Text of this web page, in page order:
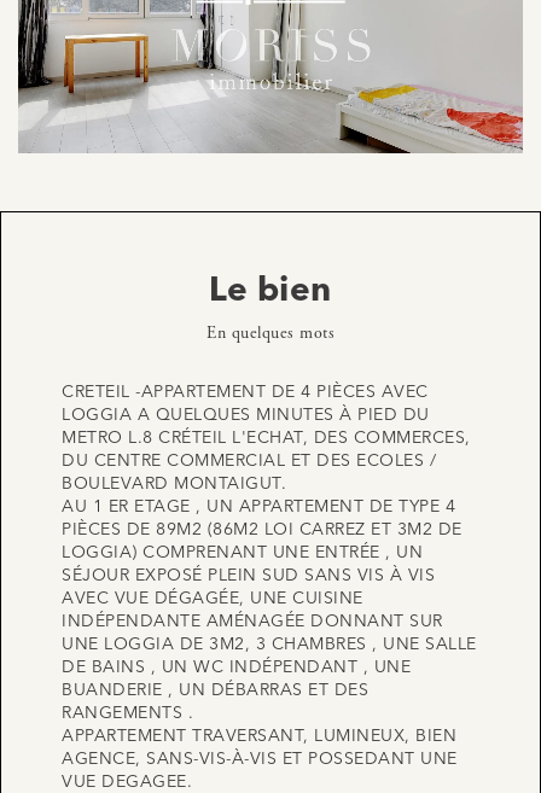
Le bien
En quelques mots
CRETEIL -APPARTEMENT DE 4 PIÈCES AVEC
LOGGIA A QUELQUES MINUTES À PIED DU
METRO L.8 CRÉTEIL L'ECHAT, DES COMMERCES,
DU CENTRE COMMERCIAL ET DES ECOLES /
BOULEVARD MONTAIGUT.
AU 1 ER ETAGE , UN APPARTEMENT DE TYPE 4
PIÈCES DE 89M2 (86M2 LOI CARREZ ET 3M2 DE
LOGGIA) COMPRENANT UNE ENTRÉE , UN
SÉJOUR EXPOSÉ PLEIN SUD SANS VIS À VIS
AVEC VUE DÉGAGÉE, UNE CUISINE
INDÉPENDANTE AMÉNAGÉE DONNANT SUR
UNE LOGGIA DE 3M2, 3 CHAMBRES , UNE SALLE
DE BAINS , UN WC INDÉPENDANT , UNE
BUANDERIE , UN DÉBARRAS ET DES
RANGEMENTS .
APPARTEMENT TRAVERSANT, LUMINEUX, BIEN
AGENCE, SANS-VIS-À-VIS ET POSSEDANT UNE
VUE DEGAGEE.